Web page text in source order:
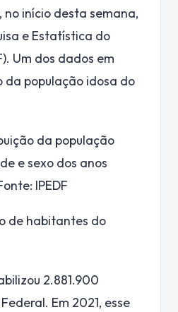
no início desta semana,
e Estatística do
Um dos dados em
da população idosa do
da população
e sexo dos anos
IPEDF
de habitantes do
2.881.900
Em 2021, esse